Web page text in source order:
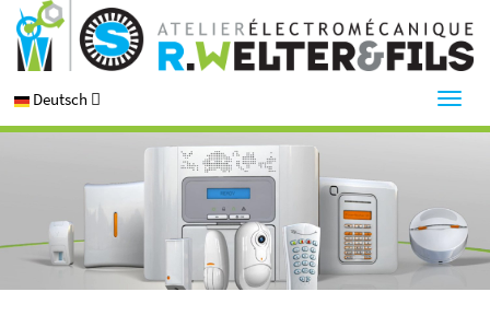
Deutsch